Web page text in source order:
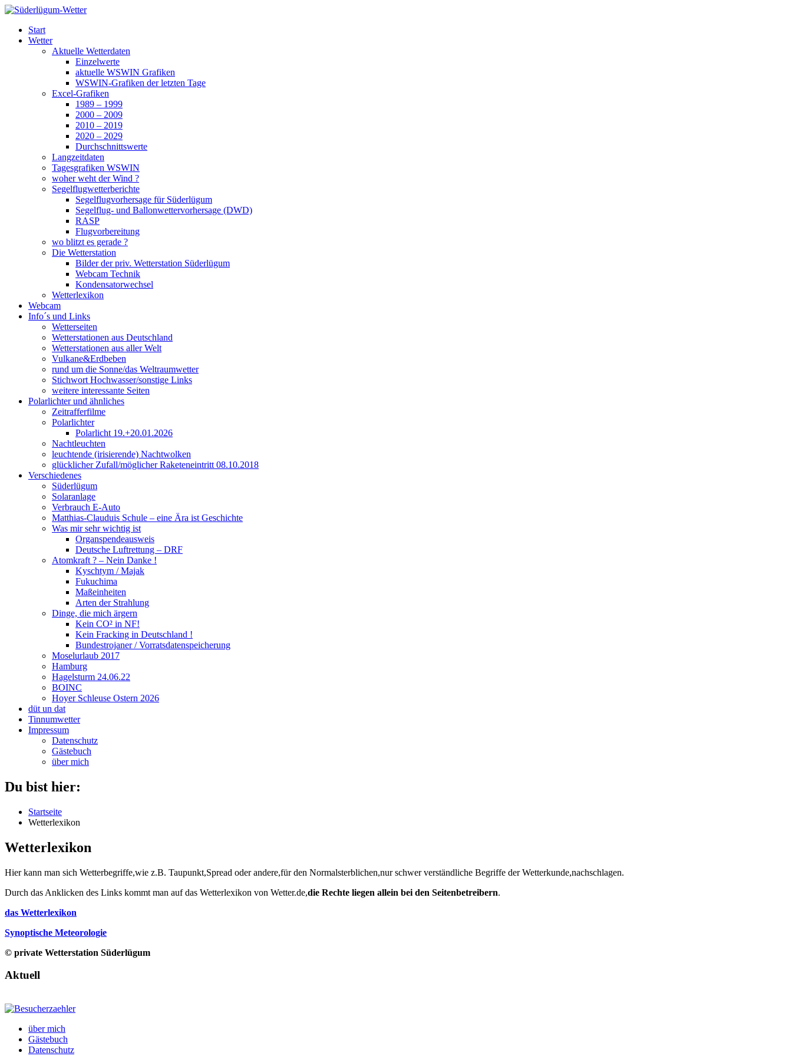
Zum
springen
Süderlügum-Wetter
Start
Wetter
Aktuelle Wetterdaten
Einzelwerte
aktuelle WSWIN Grafiken
WSWIN-Grafiken der letzten Tage
Excel-Grafiken
1989 – 1999
2000 – 2009
2010 – 2019
2020 – 2029
Durchschnittswerte
Langzeitdaten
Tagesgrafiken WSWIN
woher weht der Wind ?
Segelflugwetterberichte
Segelflugvorhersage für Süderlügum
Segelflug- und Ballonwettervorhersage (DWD)
RASP
Flugvorbereitung
wo blitzt es gerade ?
Die Wetterstation
Bilder der priv. Wetterstation Süderlügum
Webcam Technik
Kondensatorwechsel
Wetterlexikon
Webcam
Info´s und Links
Wetterseiten
Wetterstationen aus Deutschland
Wetterstationen aus aller Welt
Vulkane&Erdbeben
rund um die Sonne/das Weltraumwetter
Stichwort Hochwasser/sonstige Links
weitere interessante Seiten
Polarlichter und ähnliches
Zeitrafferfilme
Polarlichter
Polarlicht 19.+20.01.2026
Nachtleuchten
leuchtende (irisierende) Nachtwolken
glücklicher Zufall/möglicher Raketeneintritt 08.10.2018
Verschiedenes
Süderlügum
Solaranlage
Verbrauch E-Auto
Matthias-Clauduis Schule – eine Ära ist Geschichte
Was mir sehr wichtig ist
Organspendeausweis
Deutsche Luftrettung – DRF
Atomkraft ? – Nein Danke !
Kyschtym / Majak
Fukuchima
Maßeinheiten
Arten der Strahlung
Dinge, die mich ärgern
Kein CO² in NF!
Kein Fracking in Deutschland !
Bundestrojaner / Vorratsdatenspeicherung
Moselurlaub 2017
Hamburg
Hagelsturm 24.06.22
BOINC
Hoyer Schleuse Ostern 2026
düt un dat
Tinnumwetter
Impressum
Datenschutz
Gästebuch
über mich
Du bist hier:
Startseite
Wetterlexikon
Wetterlexikon
Hier kann man sich Wetterbegriffe,wie z.B. Taupunkt,Spread oder andere,für den Normalsterblichen,nur schwer verständliche Begriffe der Wetterkunde,nachschlagen.
Durch das Anklicken des Links kommt man auf das Wetterlexikon von Wetter.de,die Rechte liegen allein bei den Seitenbetreibern.
das Wetterlexikon
Synoptische Meteorologie
© private Wetterstation Süderlügum
Aktuell
über mich
Gästebuch
Datenschutz